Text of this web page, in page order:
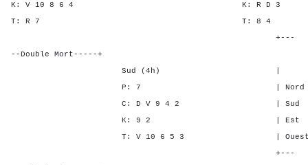
K: V 10 8 6 4 K: R
T: R 7 T: 8
+---
--Double Mort-----+
Sud (4h) | SA P C
P: 7 | Nord - - 4
C: D V 9 4 2 | Sud - -
K: 9 2 | Est - 2
T: V 10 6 5 3 | Ouest -
+---